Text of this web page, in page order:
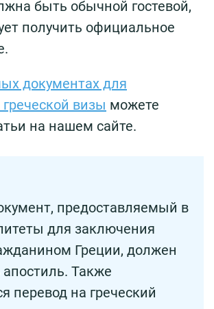
быть обычной гостевой,
получить официальное
документах для
визы можете
на нашем сайте.
предоставляемый в
для заключения
Греции, должен
Также
перевод на греческий